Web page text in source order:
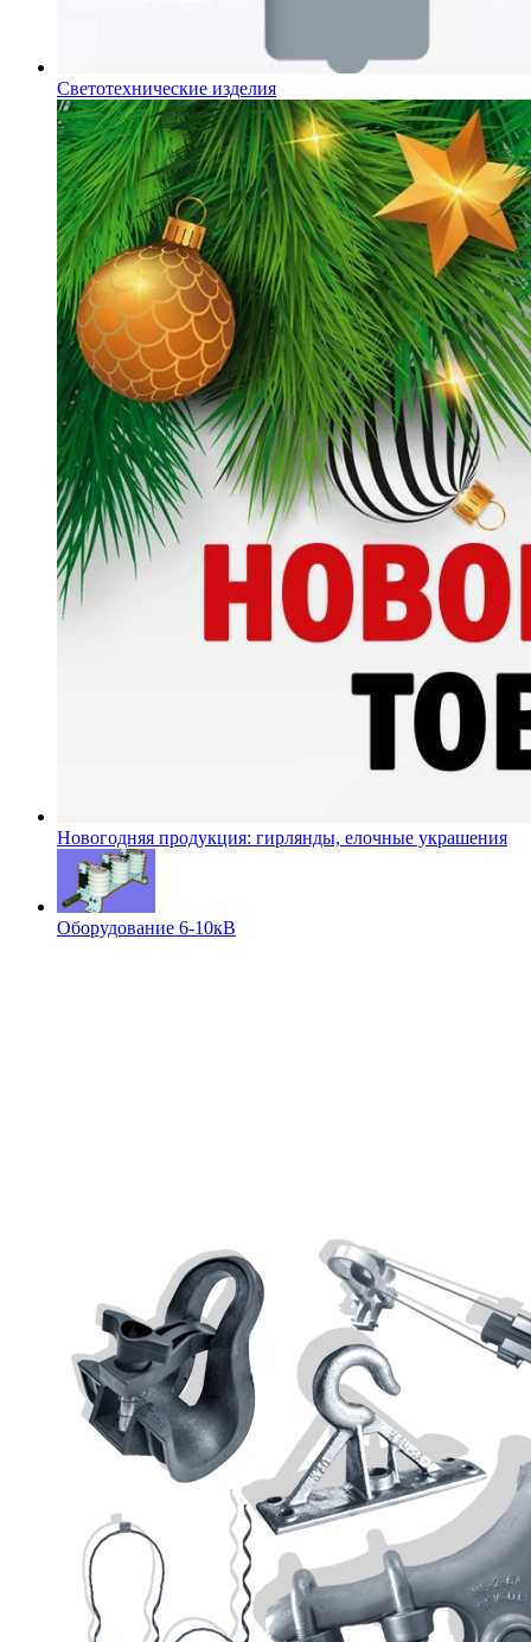
Светотехнические изделия
Новогодняя продукция: гирлянды, елочные украшения
Оборудование 6-10кВ